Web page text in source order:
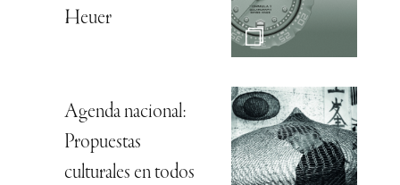
Heuer
Agenda nacional:
Propuestas
culturales en todos